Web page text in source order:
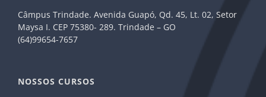
Câmpus Trindade. Avenida Guapó, Qd. 45, Lt. 02, Setor
Maysa I. CEP 75380- 289. Trindade – GO
(64)99654-7657
NOSSOS CURSOS